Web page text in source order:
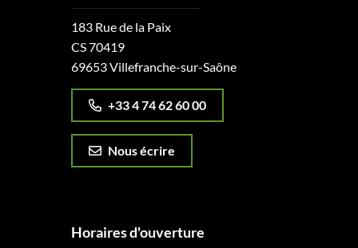
183 Rue de la Paix
CS 70419
69653 Villefranche-sur-Saône
+33 4 74 62 60 00
Nous écrire
Horaires d'ouverture